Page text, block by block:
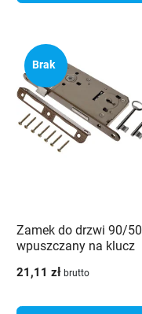
Brak
Zamek do drzwi 90/50
wpuszczany na klucz
21,11 zł brutto